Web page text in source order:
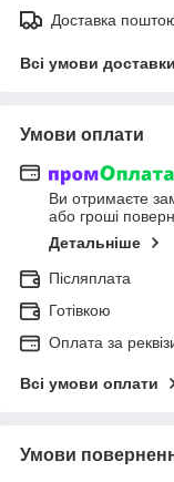
Доставка
Всі умови доставки
Умови оплати
Ви отримаєте
або гроші
Детальніше
Післяплата
Готівкою
Оплата за
Всі умови оплати
Умови